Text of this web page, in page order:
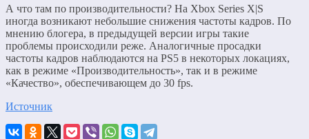
А что там по производительности? На Xbox Series X|S
иногда возникают небольшие снижения частоты кадров. По
мнению блогера, в предыдущей версии игры такие
проблемы происходили реже. Аналогичные просадки
частоты кадров наблюдаются на PS5 в некоторых локациях,
как в режиме «Производительность», так и в режиме
«Качество», обеспечивающем до 30 fps.
Источник